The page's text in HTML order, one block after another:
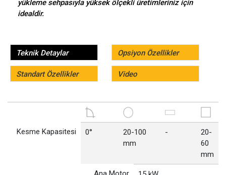
yükleme sehpasıyla yüksek ölçekli üretimleriniz için
idealdir.
Teknik Detaylar Opsiyon Özellikler
Standart Özellikler Video
Kesme Kapasitesi 0°
20-100
mm
-
20-
60
mm